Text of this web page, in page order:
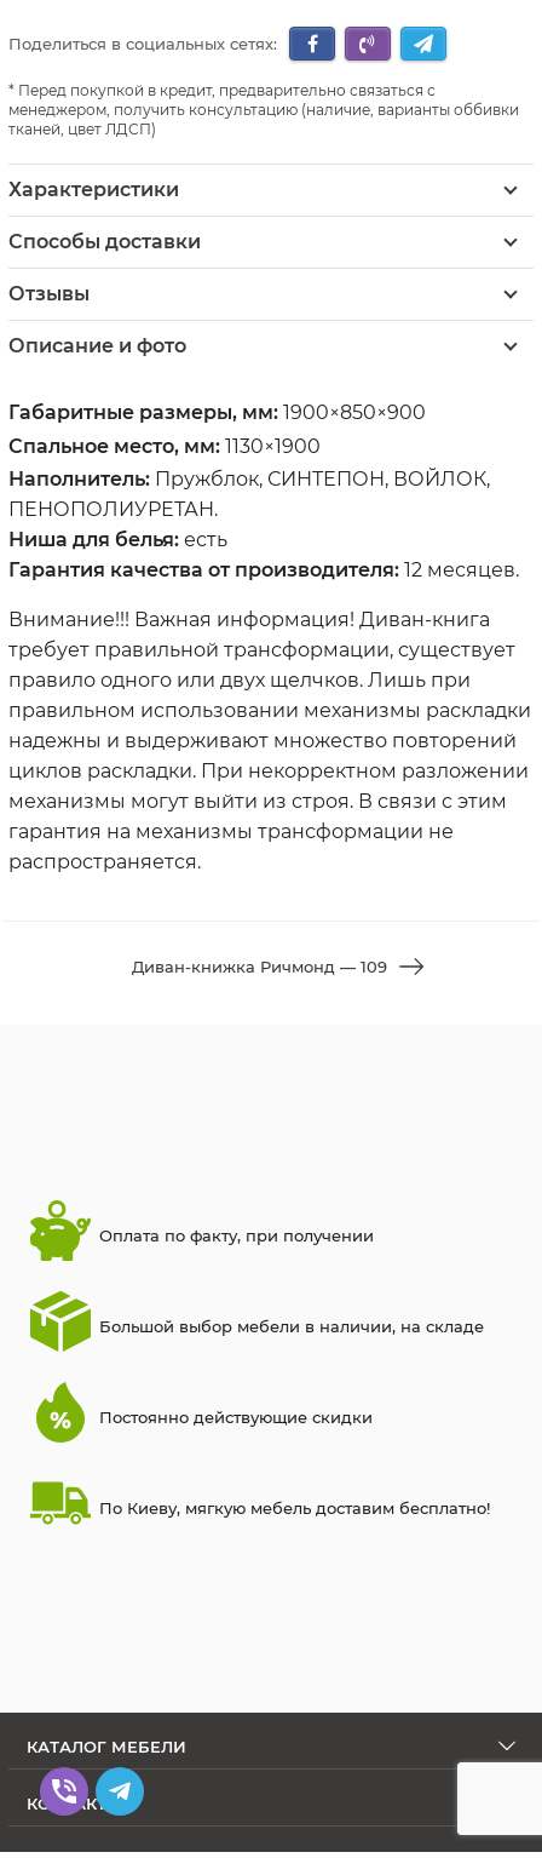
Поделиться в социальных сетях:
Перед покупкой в кредит, предварительно связаться с
менеджером, получить консультацию (наличие, варианты оббивки
тканей, цвет ЛДСП)
Характеристики
Способы доставки
Отзывы
Описание и фото
Габаритные размеры, мм: 1900×850×900
Спальное место, мм: 1130×1900
Наполнитель: Пружблок, СИНТЕПОН, ВОЙЛОК,
ПЕНОПОЛИУРЕТАН.
Ниша для белья: есть
Гарантия качества от производителя: 12 месяцев.
Внимание!!! Важная информация! Диван-книга
требует правильной трансформации, существует
правило одного или двух щелчков. Лишь при
правильном использовании механизмы раскладки
надежны и выдерживают множество повторений
циклов раскладки. При некорректном разложении
механизмы могут выйти из строя. В связи с этим
гарантия на механизмы трансформации не
распространяется.
Диван-книжка Ричмонд — 109
Оплата по факту, при получении
Большой выбор мебели в наличии, на складе
Постоянно действующие скидки
По Киеву, мягкую мебель доставим бесплатно!
КАТАЛОГ МЕБЕЛИ
КОНТАКТЫ